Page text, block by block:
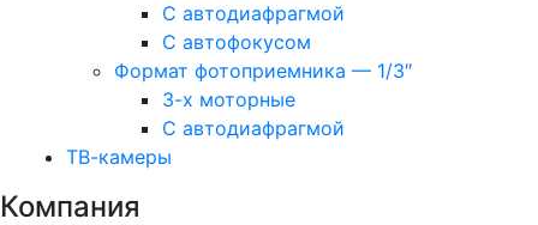
С автодиафрагмой
С автофокусом
Формат фотоприемника — 1/3″
3-х моторные
С автодиафрагмой
ТВ-камеры
Компания